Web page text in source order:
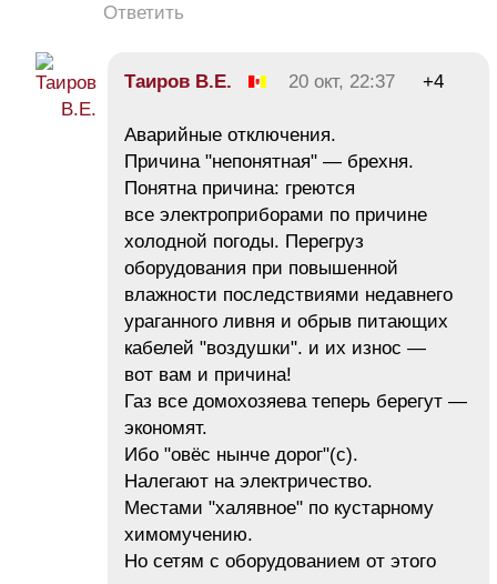
Ответить
Таиров В.Е. 20 окт, 22:37 +4
Аварийные отключения.
Причина "непонятная" — брехня.
Понятна причина: греются
все электроприборами по причине
холодной погоды. Перегруз
оборудования при повышенной
влажности последствиями недавнего
ураганного ливня и обрыв питающих
кабелей "воздушки". и их износ —
вот вам и причина!
Газ все домохозяева теперь берегут —
экономят.
Ибо "овёс нынче дорог"(с).
Налегают на электричество.
Местами "халявное" по кустарному
химомучению.
Но сетям с оборудованием от этого